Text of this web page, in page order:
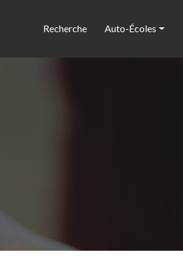
Recherche Auto-Écoles